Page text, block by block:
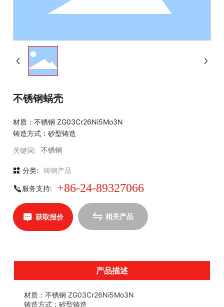
不锈钢蜗壳
材质：不锈钢 ZG03Cr26Ni5Mo3N
铸造方式：砂型铸造
关键词:
不锈钢
分类: 铸钢产品
服务支持: +86-24-89327066
获取报价 相关产品
产品描述
材质：不锈钢 ZG03Cr26Ni5Mo3N
铸造方式：砂型铸造